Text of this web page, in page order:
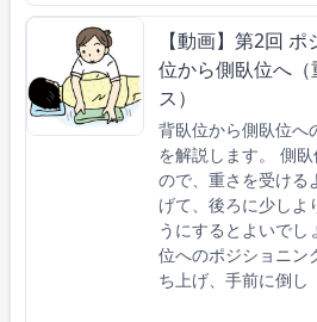
【動画】第2回
位から側臥位へ
ス）
背臥位から側臥位へ
を解説します。 側
ので、重さを受ける
げて、後ろに少しよ
うにするとよいでし
位へのポジショニ
ち上げ、手前に倒し